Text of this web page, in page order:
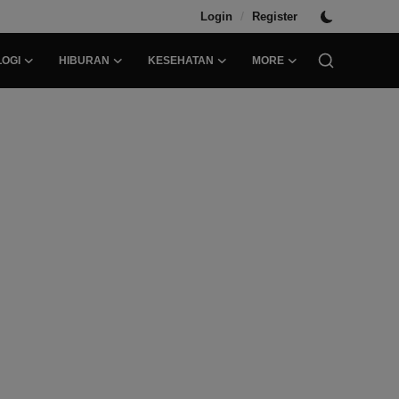
Login / Register
HIBURAN KESEHATAN MORE